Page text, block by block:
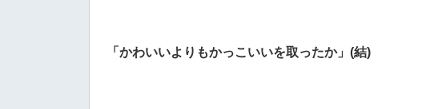
「かわいいよりもかっこいいを取ったか」(結)